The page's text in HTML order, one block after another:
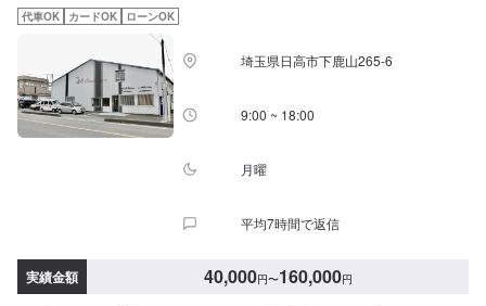
たします。【定休日・営業時間】定休日：日曜日、祝日営業時間：
8:00~18:00、土曜日8:00~17:00
代車OK カードOK ローンOK
埼玉県日高市下鹿山265-6
9:00 ~ 18:00
月曜
平均7時間で返信
実績金額 40,000円〜160,000円